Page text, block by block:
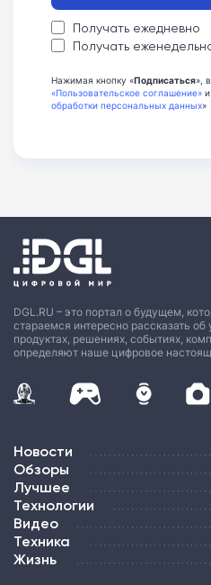
Получать ежедневно
Получать
Нажимая кнопку «Подписаться»,
«Пользовательское соглашение»
обработки персональных данных»
DGL.RU – это портал о будущем,
стараемся интересно рассказать об
продуктах, решениях, событиях,
определяют наше цифровое
Новости
Обзоры
Лучшее
Технологии
Видео
Техника
Жизнь